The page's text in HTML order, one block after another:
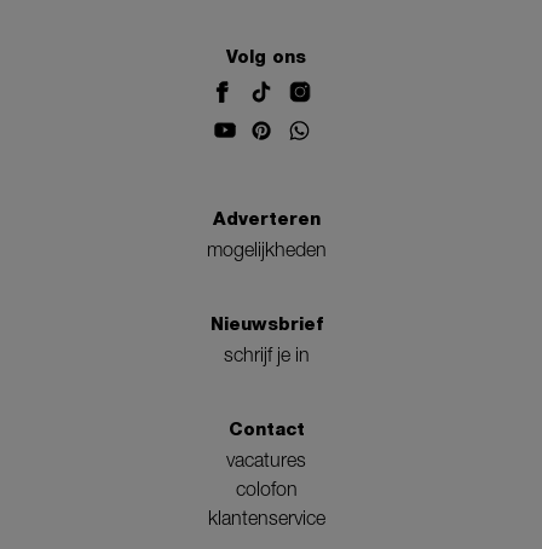
Volg ons
Adverteren
mogelijkheden
Nieuwsbrief
schrijf je in
Contact
vacatures
colofon
klantenservice